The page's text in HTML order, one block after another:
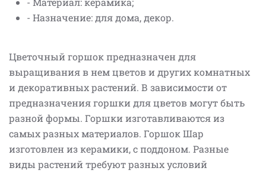
- Назначение: для дома, декор.
Цветочный горшок предназначен для
выращивания в нем цветов и других комнатных
и декоративных растений. В зависимости от
предназначения горшки для цветов могут быть
разной формы. Горшки изготавливаются из
самых разных материалов. Горшок Шар
изготовлен из керамики, с поддоном. Разные
виды растений требуют разных условий